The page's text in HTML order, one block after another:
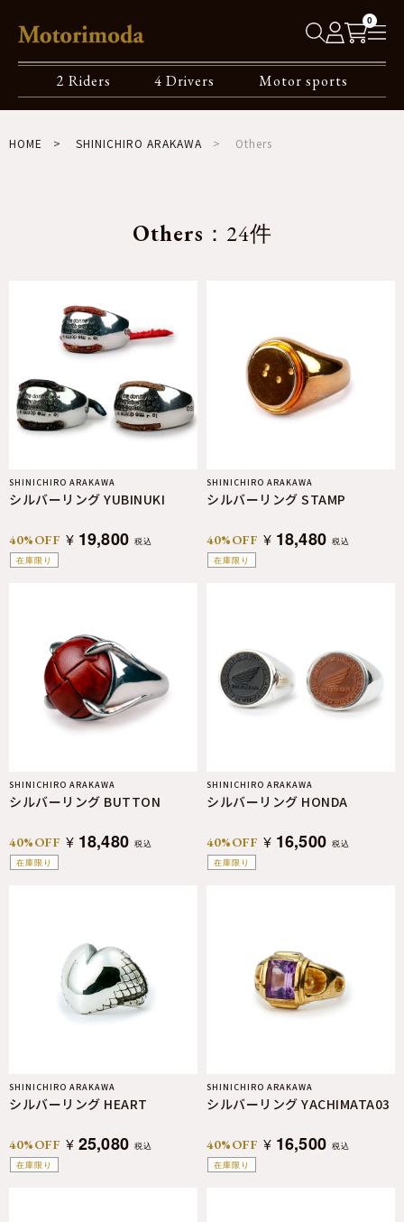
0
2 Riders 4 Drivers Motor sports
HOME SHINICHIRO ARAKAWA Others
Others ：24件
在庫限り
SHINICHIRO ARAKAWA
シルバーリング YUBINUKI
40%OFF ¥ 19,800 税込
在庫限り
SHINICHIRO ARAKAWA
シルバーリング STAMP
40%OFF ¥ 18,480 税込
在庫限り
SHINICHIRO ARAKAWA
シルバーリング BUTTON
40%OFF ¥ 18,480 税込
在庫限り
SHINICHIRO ARAKAWA
シルバーリング HONDA
40%OFF ¥ 16,500 税込
在庫限り
SHINICHIRO ARAKAWA
シルバーリング HEART
40%OFF ¥ 25,080 税込
在庫限り
SHINICHIRO ARAKAWA
シルバーリング YACHIMATA03
40%OFF ¥ 16,500 税込